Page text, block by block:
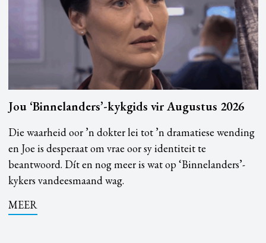
Jou ‘Binnelanders’-kykgids vir Augustus 2026
Die waarheid oor ’n dokter lei tot ’n dramatiese wending
en Joe is desperaat om vrae oor sy identiteit te
beantwoord. Dít en nog meer is wat op ‘Binnelanders’-
kykers vandeesmaand wag.
MEER